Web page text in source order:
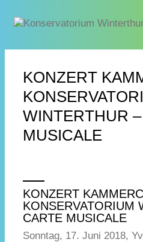
KONZERT
WINTERTHUR
MUSICALE
KONZERT
KONSERVATORIUM
CARTE MUSICALE
Sonntag, 17. Juni 2018,